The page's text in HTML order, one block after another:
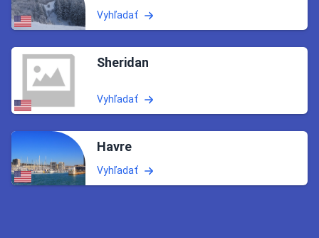
Vyhľadať
Sheridan
Vyhľadať
Havre
Vyhľadať